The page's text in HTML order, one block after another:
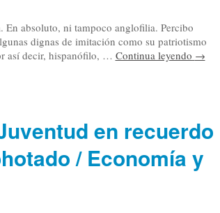
absoluto, ni tampoco anglofilia. Percibo
dignas de imitación como su patriotismo
así decir, hispanófilo, … Continua leyendo →
en recuerdo
/ Economía y